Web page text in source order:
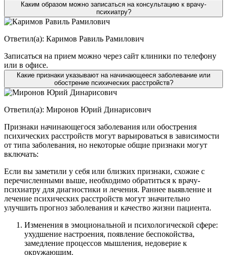
Каким образом можно записаться на консультацию к врачу-
психиатру?
Ответил(а): Каримов Равиль Рамилович
Записаться на прием можно через сайт клиники по телефону
или в офисе.
Какие признаки указывают на начинающееся заболевание или
обострение психических расстройств?
Ответил(а): Миронов Юрий Динарисович
Признаки начинающегося заболевания или обострения
психических расстройств могут варьироваться в зависимости
от типа заболевания, но некоторые общие признаки могут
включать:
Если вы заметили у себя или близких признаки, схожие с
перечисленными выше, необходимо обратиться к врачу-
психиатру для диагностики и лечения. Раннее выявление и
лечение психических расстройств могут значительно
улучшить прогноз заболевания и качество жизни пациента.
Изменения в эмоциональной и психологической сфере:
ухудшение настроения, появление беспокойства,
замедление процессов мышления, недоверие к
окружающим.